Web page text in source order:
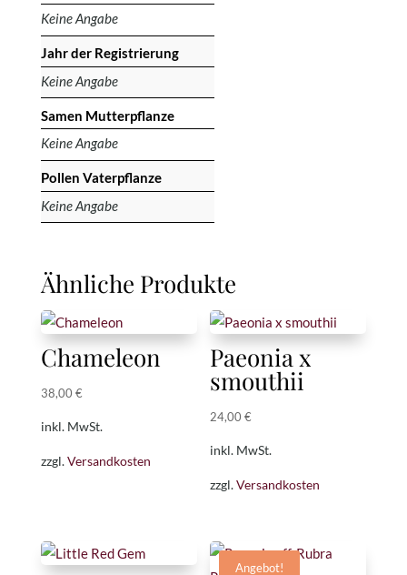
Keine Angabe
Jahr der Registrierung
Keine Angabe
Samen Mutterpflanze
Keine Angabe
Pollen Vaterpflanze
Keine Angabe
Ähnliche Produkte
Chameleon
38,00 €
inkl. MwSt.
zzgl.Versandkosten
Paeonia x
smouthii
24,00€
inkl. MwSt.
zzgl.Versandkosten
Angebot!